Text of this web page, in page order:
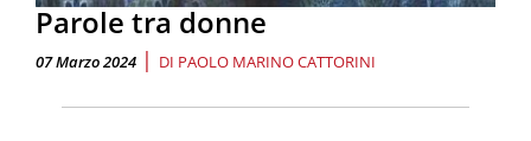
Parole tra donne
07 Marzo 2024 | DI PAOLO MARINO CATTORINI